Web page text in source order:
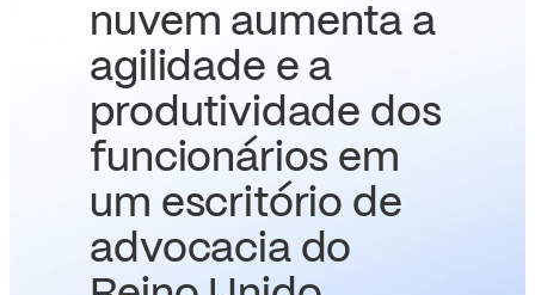
nuvem aumenta a
agilidade e a
produtividade dos
funcionários em
um escritório de
advocacia do